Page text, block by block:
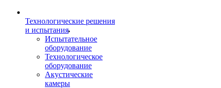
Технологические решения
и испытания
Испытательное
оборудование
Технологическое
оборудование
Акустические
камеры